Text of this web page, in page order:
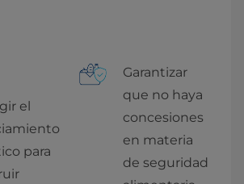
el
para
Garantizar
que no haya
concesiones
en materia
de seguridad